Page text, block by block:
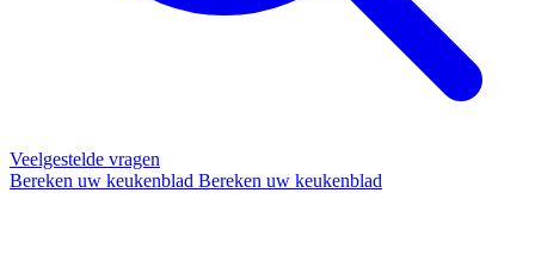
Veelgestelde vragen
Bereken uw keukenblad Bereken uw keukenblad